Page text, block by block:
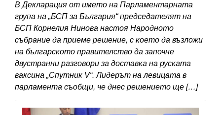
В Декларация от името на Парламентарната
група на „БСП за България“ председателят на
БСП Корнелия Нинова настоя Народното
събрание да приеме решение, с което да възложи
на българското правителство да започне
двустранни разговори за доставка на руската
ваксина „Спутник V“. Лидерът на левицата в
парламента съобщи, че днес решението ще […]